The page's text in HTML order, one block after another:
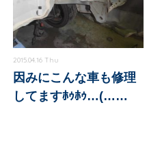
2015.04.16 Thu
因みにこんな車も修理
してますﾎｩﾎｩ…(……